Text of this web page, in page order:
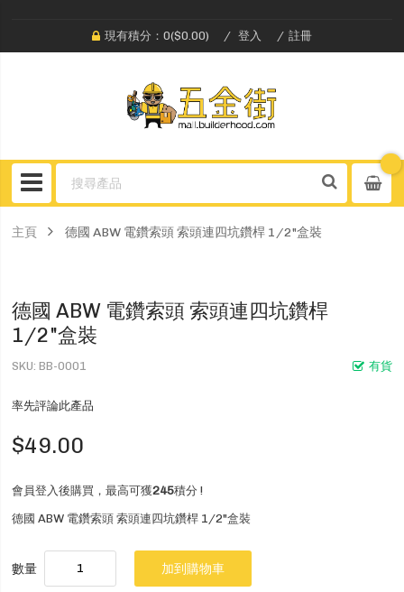
現有積分：0($0.00) 登入 註冊
主頁 德國 ABW 電鑽索頭 索頭連四坑鑽桿 1/2"盒裝
德國 ABW 電鑽索頭 索頭連四坑鑽桿
1/2"盒裝
有貨
SKU BB-0001
率先評論此產品
$49.00
會員登入後購買，最高可獲245積分 !
德國 ABW 電鑽索頭 索頭連四坑鑽桿 1/2"盒裝
數量 加到購物車